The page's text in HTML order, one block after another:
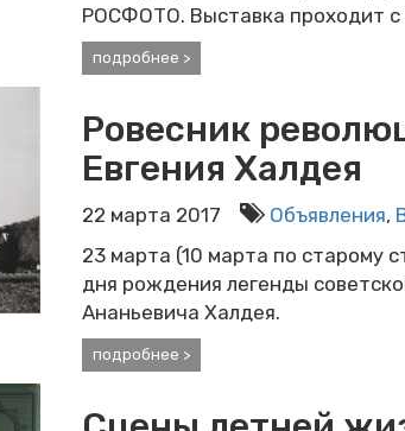
РОСФОТО. Выставка проходит с
подробнее >
Ровесник
Евгения Халдея
22 марта 2017 Объявления,
23 марта (10 марта по старому
дня рождения легенды
Ананьевича Халдея.
подробнее >